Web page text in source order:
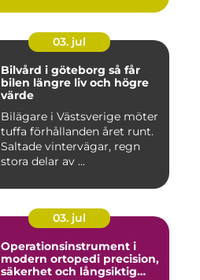
03. jul
Bilvård i göteborg så får
bilen längre liv och högre
värde
Bilägare i Västsverige möter
tuffa förhållanden året runt.
Saltade vintervägar, regn
stora delar av ...
03. jul
Operationsinstrument i
modern ortopedi precision,
säkerhet och långsiktig